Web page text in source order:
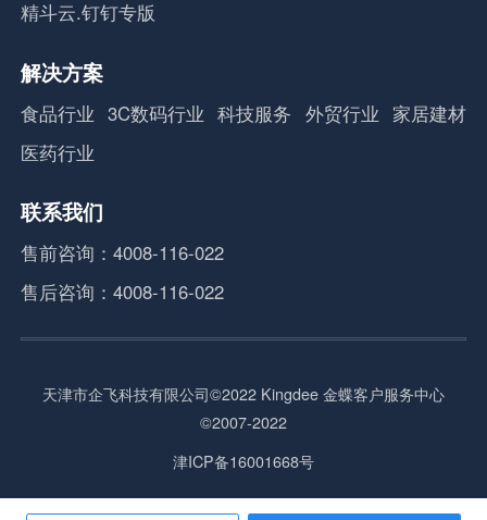
精斗云.钉钉专版
解决方案
食品行业 3C数码行业 科技服务 外贸行业 家居建材
医药行业
联系我们
售前咨询：4008-116-022
售后咨询：4008-116-022
天津市企飞科技有限公司©2022 Kingdee 金蝶客户服务中心
©2007-2022
津ICP备16001668号